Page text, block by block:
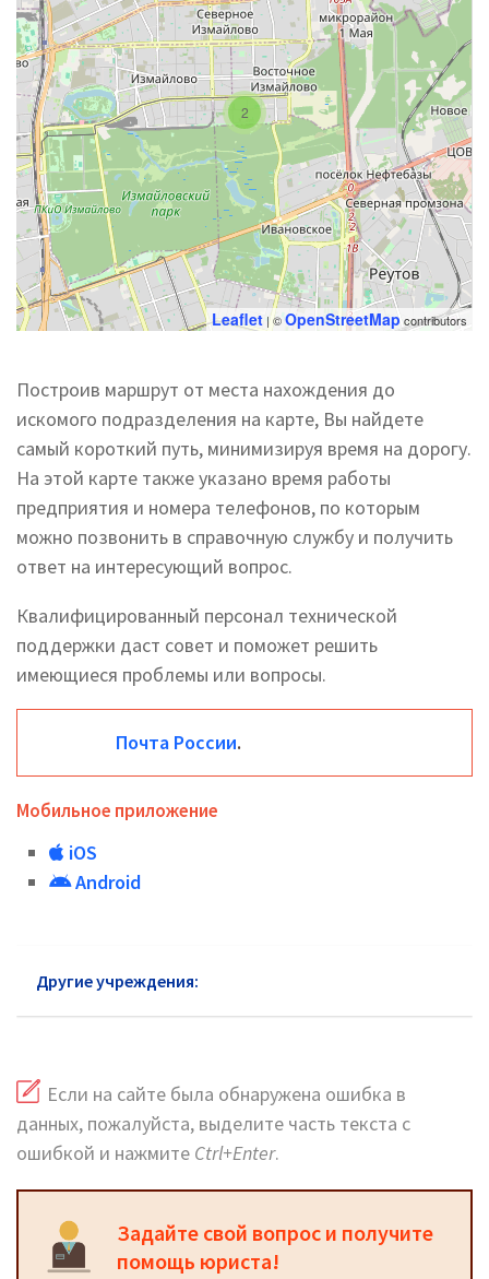
2
Leaflet | ©OpenStreetMap contributors
Построив маршрут от места нахождения до
искомого подразделения на карте, Вы найдете
самый короткий путь, минимизируя время на дорогу.
На этой карте также указано время работы
предприятия и номера телефонов, по которым
можно позвонить в справочную службу и получить
ответ на интересующий вопрос.
Квалифицированный персонал технической
поддержки даст совет и поможет решить
имеющиеся проблемы или вопросы.
Почта России.
Мобильное приложение
iOS
Android
Другие учреждения:
Если на сайте была обнаружена ошибка в
данных, пожалуйста, выделите часть текста с
ошибкой и нажмите Ctrl+Enter.
Задайте свой вопрос и получите
помощь юриста!